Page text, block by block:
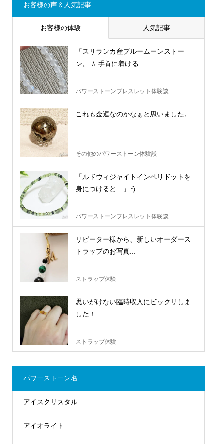
お客様の声＆人気記事
お客様の体験 人気記事
「スリランカ産ブルームーンストー
ン。 左手首に着ける...
パワーストーンブレスレット体験談
これも金運なのかなぁと思いました。
その他のパワーストーン体験談
「ルドウィジャイトインペリドットを
身につけると…」う...
パワーストーンブレスレット体験談
リピーター様から、新しいオーダース
トラップのお写真...
ストラップ体験
思いがけない臨時収入にビックリしま
した！
ストラップ体験
パワーストーン名
アイスクリスタル
アイオライト